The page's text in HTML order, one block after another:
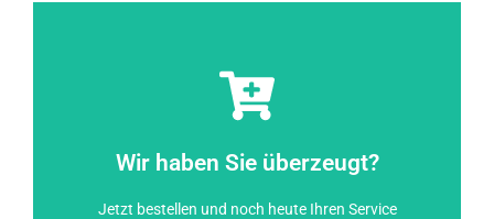
Wir haben Sie überzeugt?
Jetzt bestellen und noch heute Ihren Service
toolstar®testLX zum Warenkorb
Zum Warenkorb hinzufügen